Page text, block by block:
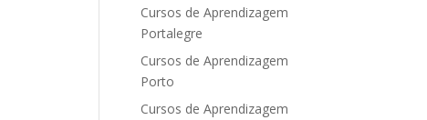
Cursos de Aprendizagem
Portalegre
Cursos de Aprendizagem
Porto
Cursos de Aprendizagem